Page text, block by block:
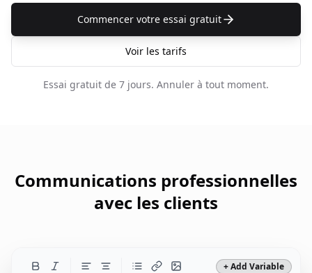
Commencer votre essai gratuit
Voir les tarifs
Essai gratuit de 7 jours. Annuler à tout moment.
Communications professionnelles
avec les clients
+ Add Variable